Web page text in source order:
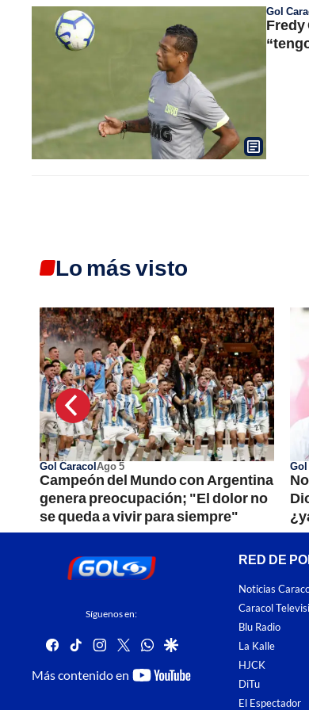
Gol
Fredy
Lo más visto
Gol CaracolAgo 5
Campeón del Mundo con Argentina
genera preocupación; "El dolor no
se queda a vivir para siempre"
Gol
Síguenos en:
facebook
tiktokinstagram
twitterwhatsapp
google
Más contenido en
youtube-
RED DE
Noticias
Caracol
Blu Radio
La Kalle
HJCK
DiTu
El Espectador